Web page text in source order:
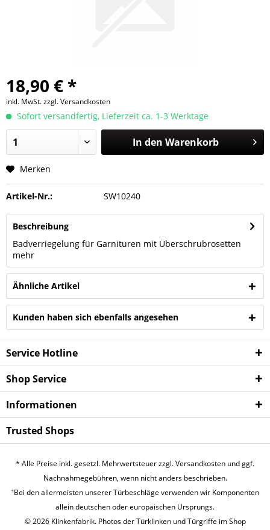
18,90 € *
inkl. MwSt.zzgl. Versandkosten
Sofort versandfertig, Lieferzeit ca. 1-3 Werktage
In den Warenkorb
Merken
Artikel-Nr.: SW10240
Beschreibung
Badverriegelung für Garnituren mit Überschrubrosetten
mehr
Ähnliche Artikel
Kunden haben sich ebenfalls angesehen
Service Hotline
Shop Service
Infor­mationen
Trusted Shops
* Alle Preise inkl. gesetzl. Mehrwertsteuer zzgl.Versandkosten und ggf.
Nachnahmegebühren, wenn nicht anders beschrieben.
¹Bei den allermeisten unserer Türbeschläge verwenden wir Komponenten
allein deutschen oder europäischen Ursprungs.
© 2026 Klinkenfabrik. Photos der Türklinken und Türgriffe im Shop